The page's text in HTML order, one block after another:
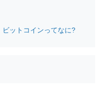
ビットコインってなに?